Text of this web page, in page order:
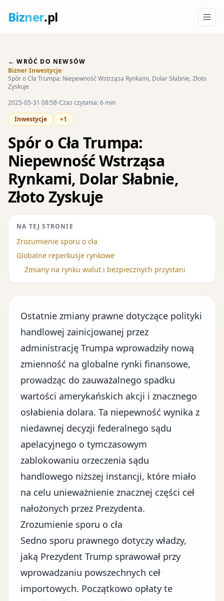
Bizner.pl
← WRÓĆ DO NEWSÓW
Bizner/Inwestycje/
Spór o Cła Trumpa: Niepewność Wstrząsa Rynkami, Dolar Słabnie, Złoto
Zyskuje
2025-05-31 08:58 Czas czytania: 6 min
Inwestycje
+1
Spór o Cła Trumpa:
Niepewność Wstrząsa
Rynkami, Dolar Słabnie,
Złoto Zyskuje
NA TEJ STRONIE
Zrozumienie sporu o cła
Globalne reperkusje rynkowe
Zmiany na rynku walut i bezpiecznych przystani
Ostatnie zmiany prawne dotyczące polityki
handlowej zainicjowanej przez
administrację Trumpa wprowadziły nową
zmienność na globalne rynki finansowe,
prowadząc do zauważalnego spadku
wartości amerykańskich akcji i znacznego
osłabienia dolara. Ta niepewność wynika z
niedawnej decyzji federalnego sądu
apelacyjnego o tymczasowym
zablokowaniu orzeczenia sądu
handlowego niższej instancji, które miało
na celu unieważnienie znacznej części ceł
nałożonych przez Prezydenta.
Zrozumienie sporu o cła
Sedno sporu prawnego dotyczy władzy,
jaką Prezydent Trump sprawował przy
wprowadzaniu powszechnych ceł
importowych. Początkowo opłaty te